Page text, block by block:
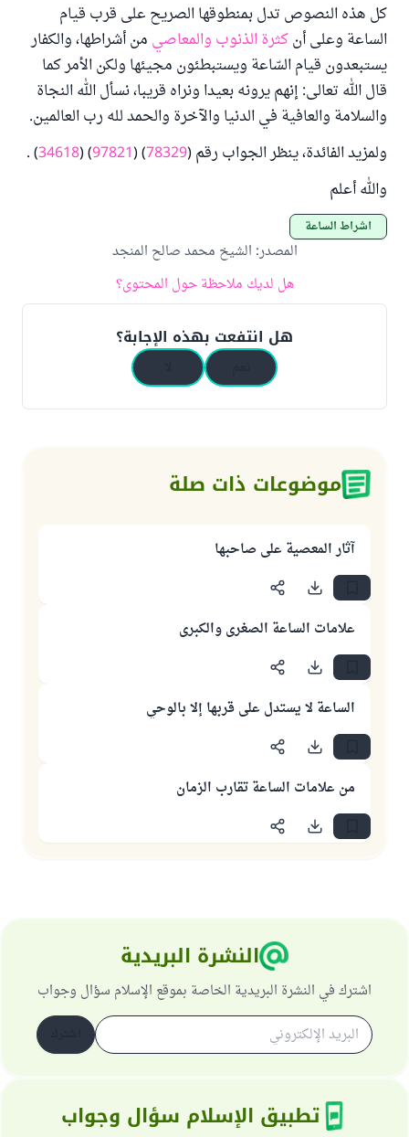
كل هذه النصوص تدل بمنطوقها الصريح على قرب قيام
الساعة وعلى أنكثرة الذنوب والمعاصي من أشراطها، والكفار
يستبعدون قيام السّاعة ويستبطئون مجيئها ولكن الأمر كما
قال الله تعالى: إنهم يرونه بعيدا ونراه قريبا، نسأل الله النجاة
والسلامة والعافية في الدنيا والآخرة والحمد لله رب العالمين.
ولمزيد الفائدة، ينظر الجواب رقم (78329
) (
97821
) (
34618
) .
والله أعلم
أشراط الساعة
المصدر: الشيخ محمد صالح المنجد
هل لديك ملاحظة حول المحتوى؟
هل انتفعت بهذه الإجابة؟
موضوعات ذات صلة
آثار المعصية على صاحبها
علامات الساعة الصغرى والكبرى
الساعة لا يستدل على قربها إلا بالوحي
من علامات الساعة تقارب الزمان
النشرة البريدية
اشترك في النشرة البريدية الخاصة بموقع الإسلام سؤال وجواب
تطبيق الإسلام سؤال وجواب